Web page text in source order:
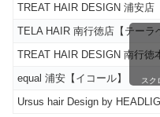
TREAT HAIR DESIGN 浦安店
TELA HAIR 南行徳店【テーラ
TREAT HAIR DESIGN 南行徳
equal 浦安【イコール】
Ursus hair Design by
スク